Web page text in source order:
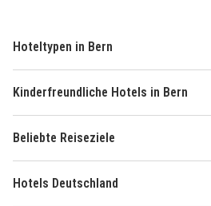
Hoteltypen in Bern
Kinderfreundliche Hotels in Bern
Beliebte Reiseziele
Hotels Deutschland